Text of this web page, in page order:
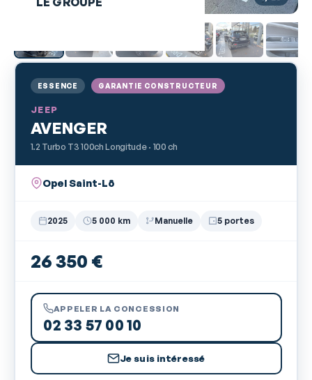
ESSENCE GARANTIE CONSTRUCTEUR
JEEP
AVENGER
1.2 Turbo T3 100ch Longitude · 100 ch
Opel Saint-Lô
2025 5 000 km Manuelle 5 portes
26 350 €
APPELER LA CONCESSION
02 33 57 00 10
Je suis intéressé